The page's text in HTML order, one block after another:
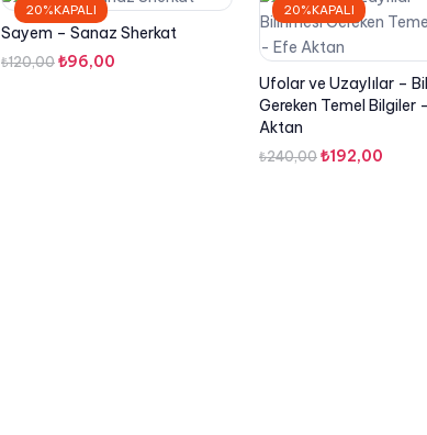
20%KAPALI
Sayem – Sanaz Sherkat
₺120,00 Orijinal
₺96,00
20%KAPALI
Ufolar ve Uzaylılar –
Gereken Temel Bilgiler
Aktan
₺240,00 Orijinal
₺192,00